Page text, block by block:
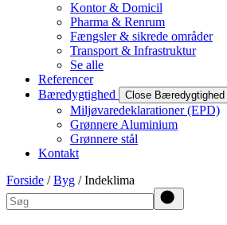
Kontor & Domicil
Pharma & Renrum
Fængsler & sikrede områder
Transport & Infrastruktur
Se alle
Referencer
Bæredygtighed
Close Bæredygtighed
Miljøvaredeklarationer (EPD)
Grønnere Aluminium
Grønnere stål
Kontakt
Forside /Byg / Indeklima
Search